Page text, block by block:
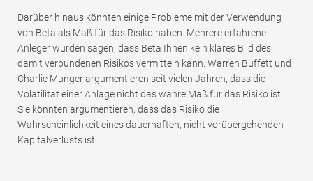
Darüber hinaus könnten einige Probleme mit der Verwendung
von Beta als Maß für das Risiko haben. Mehrere erfahrene
Anleger würden sagen, dass Beta Ihnen kein klares Bild des
damit verbundenen Risikos vermitteln kann. Warren Buffett und
Charlie Munger argumentieren seit vielen Jahren, dass die
Volatilität einer Anlage nicht das wahre Maß für das Risiko ist.
Sie könnten argumentieren, dass das Risiko die
Wahrscheinlichkeit eines dauerhaften, nicht vorübergehenden
Kapitalverlusts ist.